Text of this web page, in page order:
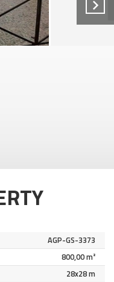
AGP-GS-3373
800,00 m²
28x28 m